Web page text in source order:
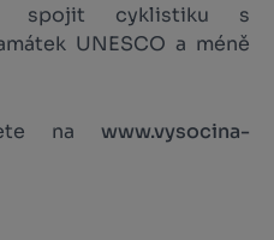
spojit cyklistiku s
UNESCO a méně
na www.vysocina-